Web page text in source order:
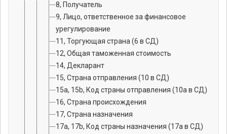
8, Получатель
9, Лицо, ответственное за финансовое
урегулирование
11, Торгующая страна (6 в СД)
12, Общая таможенная стоимость
14, Декларант
15, Страна отправления (10 в СД)
15a, 15b, Код страны отправления (10а в СД)
16, Страна происхождения
17, Страна назначения
17a, 17b, Код страны назначения (17а в СД)